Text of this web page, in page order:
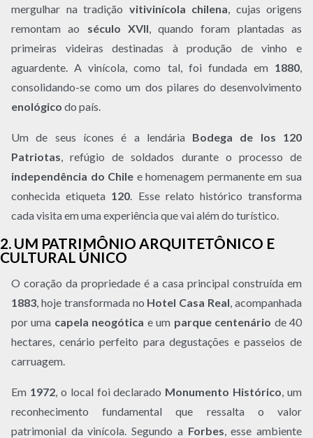
mergulhar na tradição vitivinícola chilena, cujas origens
remontam ao século XVII, quando foram plantadas as
primeiras videiras destinadas à produção de vinho e
aguardente. A vinícola, como tal, foi fundada em 1880,
consolidando-se como um dos pilares do desenvolvimento
enológico do país.
Um de seus ícones é a lendária Bodega de los 120
Patriotas, refúgio de soldados durante o processo de
independência do Chile e homenagem permanente em sua
conhecida etiqueta 120. Esse relato histórico transforma
cada visita em uma experiência que vai além do turístico.
2. UM PATRIMÔNIO ARQUITETÔNICO E
CULTURAL ÚNICO
O coração da propriedade é a casa principal construída em
1883 , hoje transformada no Hotel Casa Real , acompanhada
por uma capela neogótica e um parque centenário de 40
hectares, cenário perfeito para degustações e passeios de
carruagem.
Em 1972, o local foi declarado Monumento Histórico , um
reconhecimento fundamental que ressalta o valor
patrimonial da vinícola. Segundo a Forbes , esse ambiente